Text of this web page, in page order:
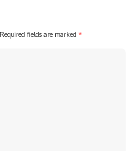
Required fields are marked *